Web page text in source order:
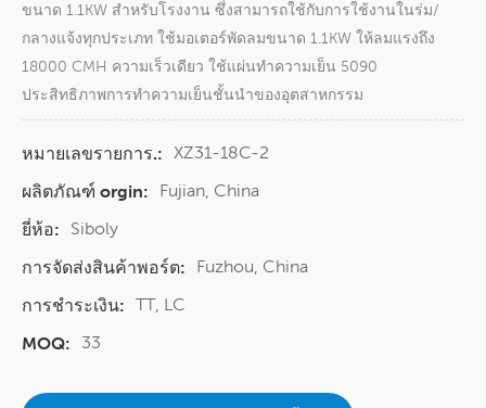
ขนาด 1.1KW สำหรับโรงงาน ซึ่งสามารถใช้กับการใช้งานในร่ม/
กลางแจ้งทุกประเภท ใช้มอเตอร์พัดลมขนาด 1.1KW ให้ลมแรงถึง
18000 CMH ความเร็วเดียว ใช้แผ่นทำความเย็น 5090
ประสิทธิภาพการทำความเย็นชั้นนำของอุตสาหกรรม
หมายเลขรายการ.: XZ31-18C-2
ผลิตภัณฑ์ orgin:
Fujian, China
ยี่ห้อ:
Siboly
การจัดส่งสินค้าพอร์ต:
Fuzhou, China
การชำระเงิน: TT, LC
MOQ:
33